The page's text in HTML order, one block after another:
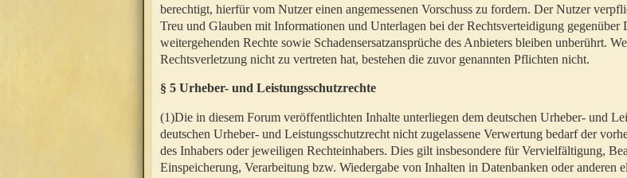
berechtigt, hierfür vom Nutzer einen angemessenen Vorschuss zu fordern. Der Nutzer
Treu und Glauben mit Informationen und Unterlagen bei der Rechtsverteidigung gegenüber
weitergehenden Rechte sowie Schadensersatzansprüche des Anbieters bleiben unberührt.
Rechtsverletzung nicht zu vertreten hat, bestehen die zuvor genannten Pflichten nicht.
§ 5 Urheber- und Leistungsschutzrechte
(1)Die in diesem Forum veröffentlichten Inhalte unterliegen dem deutschen Urheber- und
deutschen Urheber- und Leistungsschutzrecht nicht zugelassene Verwertung bedarf der
des Inhabers oder jeweiligen Rechteinhabers. Dies gilt insbesondere für Vervielfältigung,
Einspeicherung, Verarbeitung bzw. Wiedergabe von Inhalten in Datenbanken oder anderen